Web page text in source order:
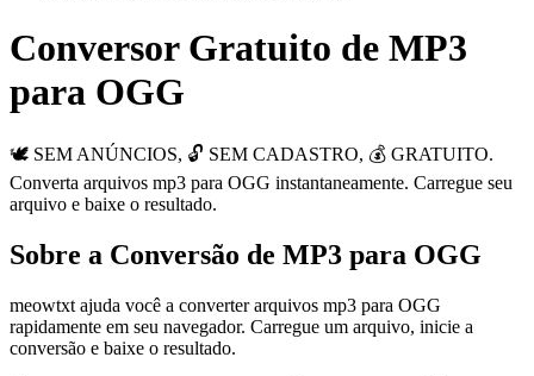
Conversor Gratuito de MP3
para OGG
🕊️ SEM ANÚNCIOS, 🔓 SEM CADASTRO, 💰 GRATUITO.
Converta arquivos mp3 para OGG instantaneamente. Carregue seu
arquivo e baixe o resultado.
Sobre a Conversão de MP3 para OGG
meowtxt ajuda você a converter arquivos mp3 para OGG
rapidamente em seu navegador. Carregue um arquivo, inicie a
conversão e baixe o resultado.